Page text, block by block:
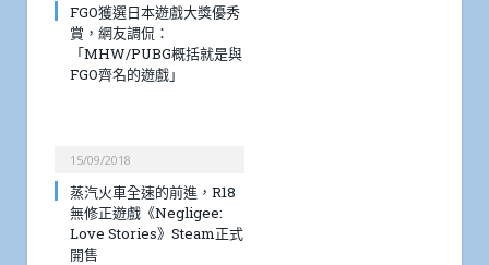
FGO獲選日本遊戲大獎優秀
賞，網友調侃：
「MHW/PUBG概括就是與
FGO齊名的遊戲」
15/09/2018
蒸汽火車全速的前進，R18
無修正遊戲《Negligee:
Love Stories》Steam正式
開售